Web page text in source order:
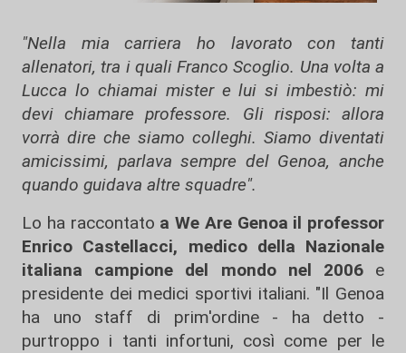
"Nella mia carriera ho lavorato con tanti
allenatori, tra i quali Franco Scoglio. Una volta a
Lucca lo chiamai mister e lui si imbestiò: mi
devi chiamare professore. Gli risposi: allora
vorrà dire che siamo colleghi. Siamo diventati
amicissimi, parlava sempre del Genoa, anche
quando guidava altre squadre".
Lo ha raccontato a We Are Genoa il professor
Enrico Castellacci, medico della Nazionale
italiana campione del mondo nel 2006 e
presidente dei medici sportivi italiani. "Il Genoa
ha uno staff di prim'ordine - ha detto -
purtroppo i tanti infortuni, così come per le